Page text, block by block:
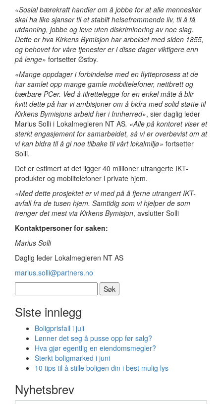
«Sosial bærekraft handler om å jobbe for at alle mennesker
skal ha like sjanser til et stabilt helsefremmende liv, til å få
utdanning, jobbe og leve uten diskriminering av noe slag.
Dette er hva Kirkens Bymisjon har arbeidet med siden 1855,
og behovet for våre tjenester er i disse dager viktigere enn
på lenge» fortsetter Østby.
«Mange oppdager i forbindelse med en flytteprosess at de
har samlet opp mange gamle mobiltelefoner, nettbrett og
bærbare PCer. Ved å tilrettelegge for en enkel måte å blir
kvitt dette på har vi ambisjoner om å bidra med solid støtte til
Kirkens Bymisjons arbeid her i Innherred», sier daglig leder
Marius Solli i Lokalmegleren NT AS. «Alle på kontoret viser et
sterkt engasjement for samarbeidet, så vi er overbevist om at
vi kan bidra til å gi noe tilbake til vårt lokalmiljø» fortsetter
Solli.
Det er estimert at det ligger 40 millioner utrangerte IKT-
produkter og mobiltelefoner i private hjem.
«Med dette prosjektet er vi med på å fjerne utrangert IKT-
avfall fra de tusen hjem. Samtidig som vi hjelper de som
trenger det mest via Kirkens Bymisjon, avslutter Solli
Kontaktpersoner for saken:
Marius Solli
Daglig leder Lokalmegleren NT AS
marius.solli@partners.no
etter:
Siste innlegg
Boligprisfall i juli
Lønner det seg å pusse opp før salg?
Hva gjør egentlig en eiendomsmegler?
Sterkt boligmarked i juni
10 tips til å stille boligen din i best mulig lys
Nyhetsbrev